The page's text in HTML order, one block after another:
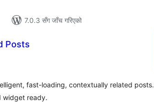
7.0.3 सँग जाँच गरिएको
Posts
fast-loading, contextually related posts.
widget ready.